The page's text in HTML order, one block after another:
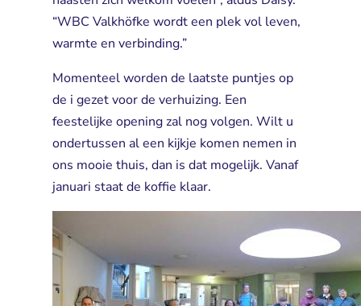
“WBC Valkhöfke wordt een plek vol leven,
warmte en verbinding.”
Momenteel worden de laatste puntjes op
de i gezet voor de verhuizing. Een
feestelijke opening zal nog volgen. Wilt u
ondertussen al een kijkje komen nemen in
ons mooie thuis, dan is dat mogelijk. Vanaf
januari staat de koffie klaar.